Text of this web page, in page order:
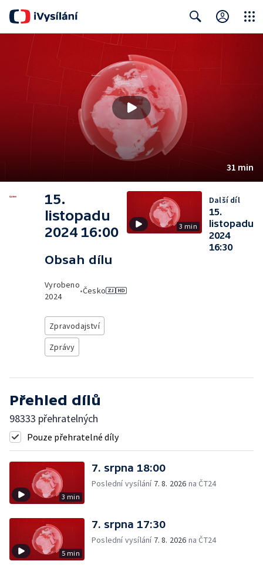
31 min
15.
listopadu
2024 16:00
Obsah dílu
Vyrobeno
2024
•Česko
Zpravodajství
Zprávy
3 min
Další díl
15.
listopadu
2024
16:30
Přehled dílů
98333 přehratelných
Pouze přehratelné díly
3 min
7. srpna 18:00
Poslední vysílání 7. 8. 2026 na ČT24
5 min
7. srpna 17:30
Poslední vysílání 7. 8. 2026 na ČT24